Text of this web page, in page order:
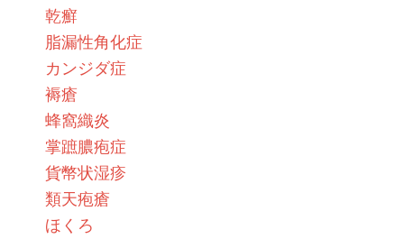
乾癬
脂漏性角化症
カンジダ症
褥瘡
蜂窩織炎
掌蹠膿疱症
貨幣状湿疹
類天疱瘡
ほくろ